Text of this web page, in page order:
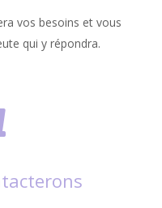
vos besoins et vous
qui y répondra.